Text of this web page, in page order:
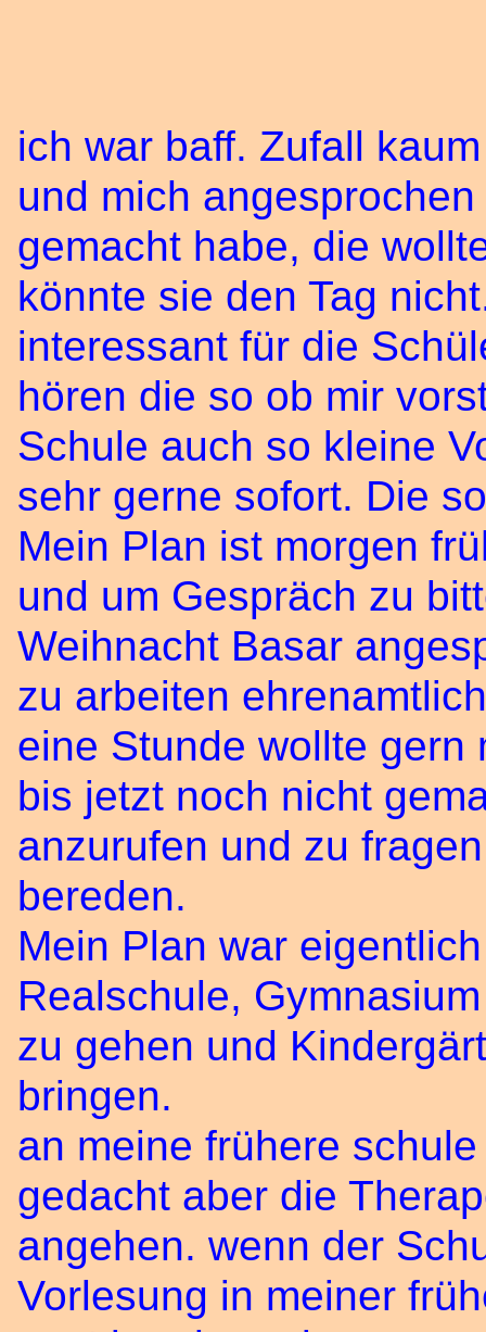
ich war baff. Zufall
und mich
gemacht habe, die
könnte sie den Tag
interessant für die
hören die so ob mir
Schule auch so kleine
sehr gerne sofort. Die
Mein Plan ist morgen
und um Gespräch zu
Weihnacht Basar
zu arbeiten
eine Stunde wollte gern
bis jetzt noch nicht
anzurufen und zu
bereden.
Mein Plan war
Realschule, Gymnasium
zu gehen und
bringen.
an meine frühere
gedacht aber die
angehen. wenn der
Vorlesung in meiner